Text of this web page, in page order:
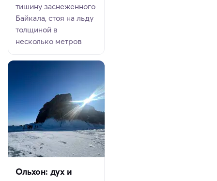
тишину заснеженного
Байкала, стоя на льду
толщиной в
несколько метров
Ольхон: дух и